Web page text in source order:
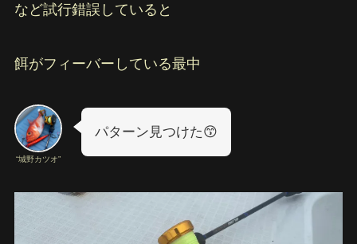
など試行錯誤していると
餌がフィーバーしている最中
“城野カツオ”
パターン見つけた😙